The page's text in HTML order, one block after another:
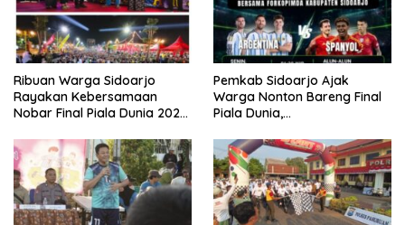
Ribuan Warga Sidoarjo
Rayakan Kebersamaan
Nobar Final Piala Dunia 2026
Forkopimda
Pemkab Sidoarjo Ajak
Warga Nonton Bareng Final
Piala Dunia,